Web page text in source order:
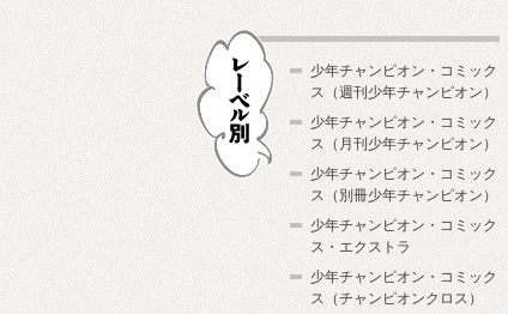
少年チャンピオン・コミック
ス（週刊少年チャンピオン）
少年チャンピオン・コミック
ス（月刊少年チャンピオン）
少年チャンピオン・コミック
ス（別冊少年チャンピオン）
少年チャンピオン・コミック
ス・エクストラ
少年チャンピオン・コミック
ス（チャンピオンクロス）